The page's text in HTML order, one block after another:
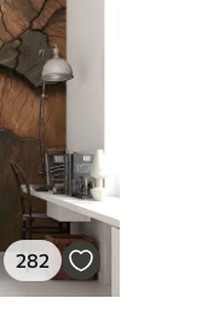
282